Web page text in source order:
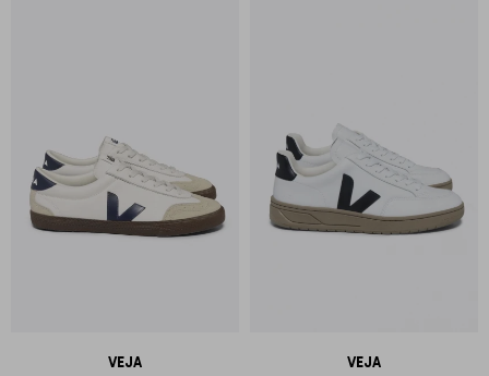
VEJA VEJA